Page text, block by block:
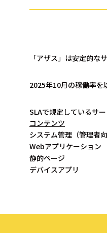
「アザス」は安定的な
2025年10月の稼働率を
SLAで規定しているサ
コンテンツ
システム管理（管理者
Webアプリケーション
静的ページ
デバイスアプリ